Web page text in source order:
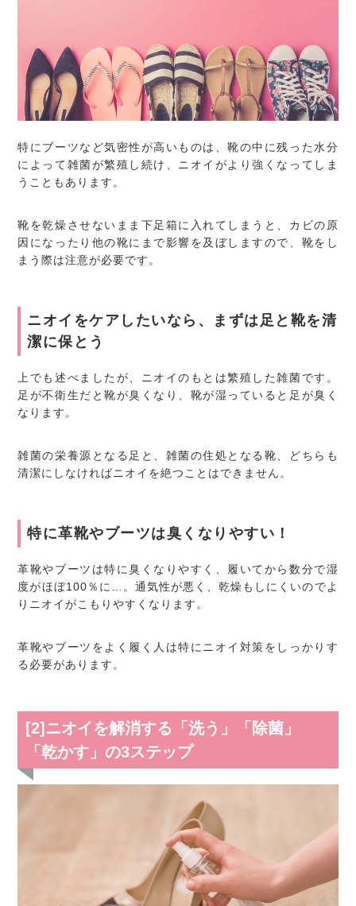
特にブーツなど気密性が高いものは、靴の中に残った水分
によって雑菌が繁殖し続け、ニオイがより強くなってしま
うこともあります。
靴を乾燥させないまま下足箱に入れてしまうと、カビの原
因になったり他の靴にまで影響を及ぼしますので、靴をし
まう際は注意が必要です。
ニオイをケアしたいなら、まずは足と靴を清
潔に保とう
上でも述べましたが、ニオイのもとは繁殖した雑菌です。
足が不衛生だと靴が臭くなり、靴が湿っていると足が臭く
なります。
雑菌の栄養源となる足と、雑菌の住処となる靴、どちらも
清潔にしなければニオイを絶つことはできません。
特に革靴やブーツは臭くなりやすい！
革靴やブーツは特に臭くなりやすく、履いてから数分で湿
度がほぼ100％に…。通気性が悪く、乾燥もしにくいのでよ
りニオイがこもりやすくなります。
革靴やブーツをよく履く人は特にニオイ対策をしっかりす
る必要があります。
[2]ニオイを解消する「洗う」「除菌」
「乾かす」の3ステップ